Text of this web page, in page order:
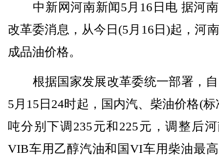
中新网河南新闻5月16日电 据河南
改革委消息，从今日(5月16日)起，河
成品油价格。
根据国家发展改革委统一部署，自
5月15日24时起，国内汽、柴油价格(标
吨分别下调235元和225元，调整后
VIB车用乙醇汽油和国VI车用柴油最